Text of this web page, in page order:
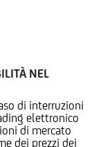
NEL
di interruzioni
elettronico
di mercato
dei prezzi dei